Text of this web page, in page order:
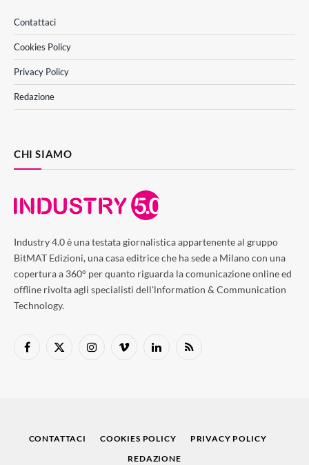
Contattaci
Cookies Policy
Privacy Policy
Redazione
CHI SIAMO
Industry 4.0 è una testata giornalistica appartenente al gruppo
BitMAT Edizioni, una casa editrice che ha sede a Milano con una
copertura a 360° per quanto riguarda la comunicazione online ed
offline rivolta agli specialisti dell'lnformation & Communication
Technology.
Facebook
X
InstagramVimeo LinkedInRSS
CONTATTACI COOKIES POLICY
PRIVACY POLICY
REDAZIONE